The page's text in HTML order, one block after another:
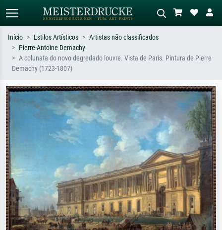
Pesquisa padrão Pesquisa de imagens IA
Pesquise por artista, título ou estilo –
impressionismo, onda de Hokusai, nu.
a óleo escura, nu em pé ao lado de
uma árvore.
Início Estilos Artísticos
Artistas não classificados
Pierre-Antoine Demachy
A colunata do novo degredado louvre. Vista de Paris. Pintura de Pierre
Demachy (1723-1807)